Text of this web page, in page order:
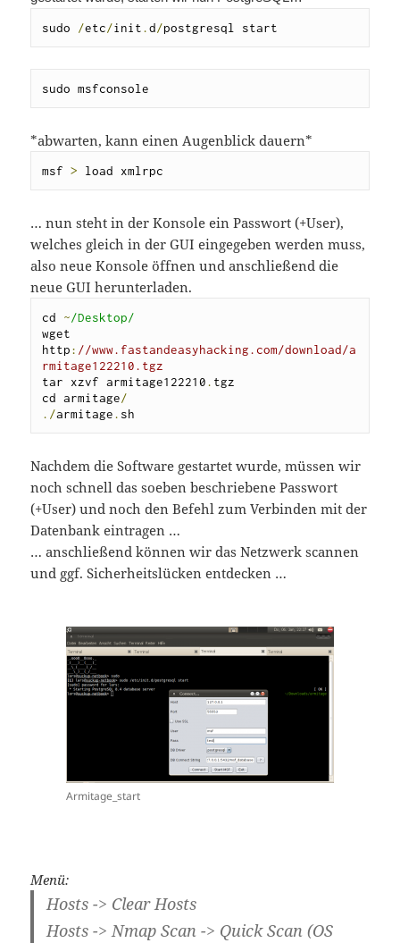
sudo /etc/init.d/postgresql start
sudo msfconsole
*abwarten, kann einen Augenblick dauern*
msf > load xmlrpc
… nun steht in der Konsole ein Passwort (+User),
welches gleich in der GUI eingegeben werden muss,
also neue Konsole öffnen und anschließend die
neue GUI herunterladen.
cd ~/Desktop/
wget
http: //www.fastandeasyhacking.com/download/a
rmitage122210.tgz
tar xzvf armitage122210. tgz
cd armitage/
./armitage. sh
Nachdem die Software gestartet wurde, müssen wir
noch schnell das soeben beschriebene Passwort
(+User) und noch den Befehl zum Verbinden mit der
Datenbank eintragen …
… anschließend können wir das Netzwerk scannen
und ggf. Sicherheitslücken entdecken …
Armitage_start
Menü:
Hosts -> Clear Hosts
Hosts -> Nmap Scan -> Quick Scan (OS